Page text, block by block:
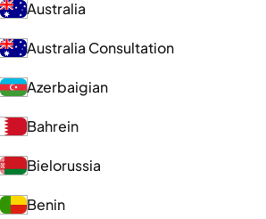
Australia
Australia Consultation
Azerbaigian
Bahrein
Bielorussia
Benin